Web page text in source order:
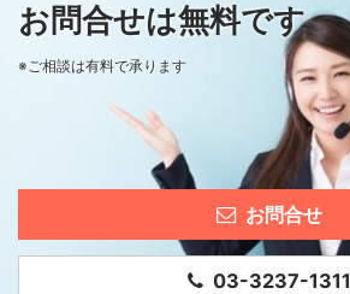
お問合せは無料です
※ご相談は有料で承ります
お問合せ
03-3237-1311